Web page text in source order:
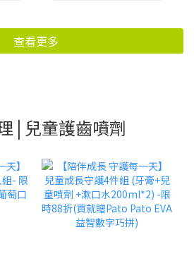
查看更多
| 兒童護齒噴劑